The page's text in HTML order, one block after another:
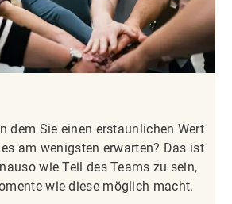
dem Sie einen erstaunlichen Wert
am wenigsten erwarten? Das ist
wie Teil des Teams zu sein,
wie diese möglich macht.